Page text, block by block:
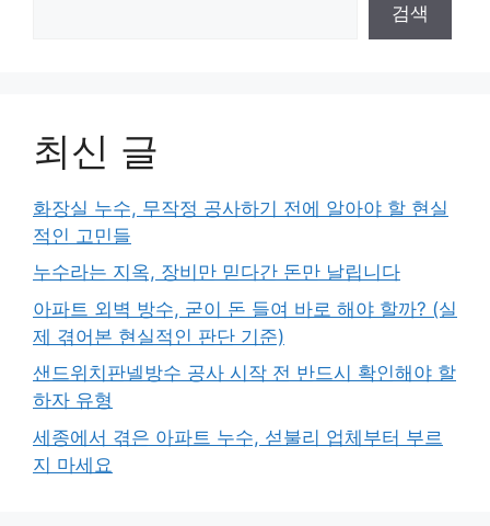
검색
최신 글
화장실 누수, 무작정 공사하기 전에 알아야 할 현실
적인 고민들
누수라는 지옥, 장비만 믿다간 돈만 날립니다
아파트 외벽 방수, 굳이 돈 들여 바로 해야 할까? (실
제 겪어본 현실적인 판단 기준)
샌드위치판넬방수 공사 시작 전 반드시 확인해야 할
하자 유형
세종에서 겪은 아파트 누수, 섣불리 업체부터 부르
지 마세요